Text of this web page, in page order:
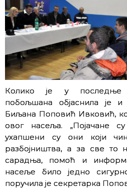
Колико је у последње
побољшана објаснила је
Биљана Поповић Ивковић,
овог насеља. „Појачане
ухапшени су они који
разбојништва, а за све то
сарадња, помоћ и
насеље било једно
поручила је секретарка